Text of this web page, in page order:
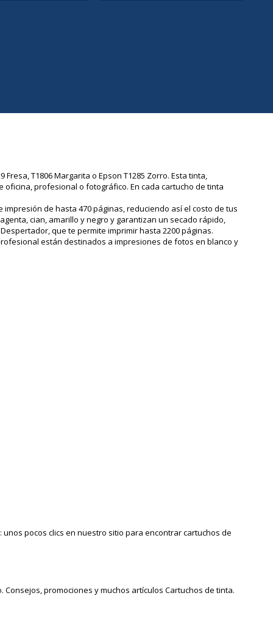
T1806 Margarita o Epson T1285 Zorro. Esta tinta,
profesional o fotográfico. En cada cartucho de tinta
de hasta 470 páginas, reduciendo así el costo de tus
cian, amarillo y negro y garantizan un secado rápido,
que te permite imprimir hasta 2200 páginas.
están destinados a impresiones de fotos en blanco y
pocos clics en nuestro sitio para encontrar cartuchos de
promociones y muchos artículos Cartuchos de tinta.